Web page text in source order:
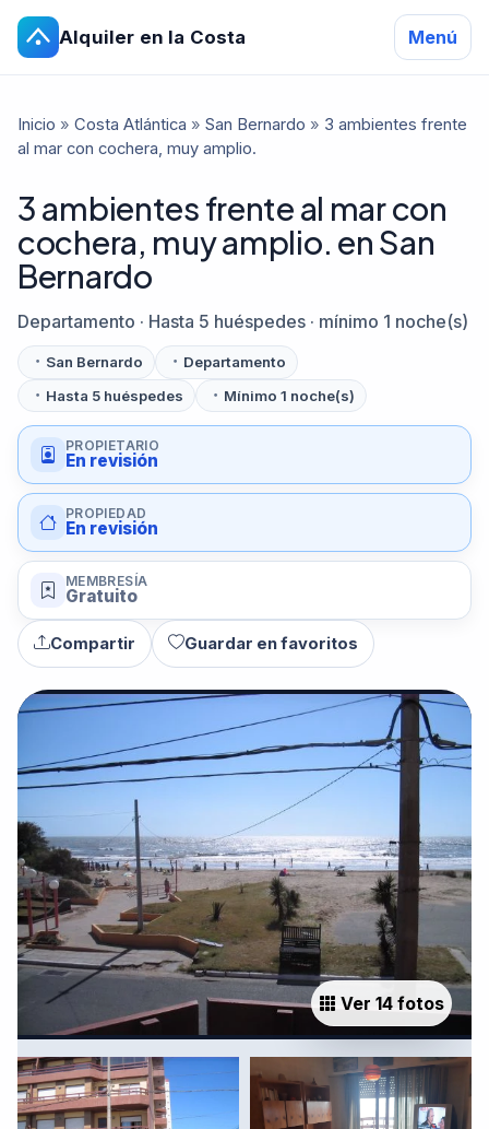
Alquiler en la Costa Menú
Inicio » Costa Atlántica » San Bernardo » 3 ambientes frente
al mar con cochera, muy amplio.
3 ambientes frente al mar con
cochera, muy amplio. en San
Bernardo
Departamento · Hasta 5 huéspedes · mínimo 1 noche(s)
San Bernardo
Departamento
Hasta 5 huéspedes
Mínimo 1 noche(s)
PROPIETARIO
En revisión
PROPIEDAD
En revisión
MEMBRESÍA
Gratuito
Compartir Guardar en favoritos
Ver 14 fotos